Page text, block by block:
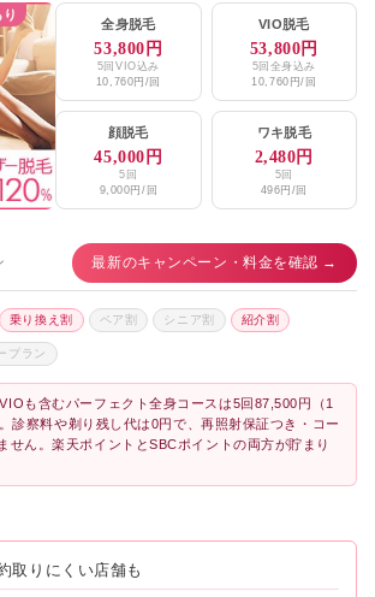
全身脱毛
53,800円
5回VIO込み
10,760円/回
VIO脱毛
53,800円
5回全身込み
10,760円/回
顔脱毛
45,000円
5回
9,000円/回
ワキ脱毛
2,480円
5回
496円/回
最新のキャンペーン・料金を確認 →
乗り換え割 ペア割 シニア割 紹介割
プラン
も含むパーフェクト全身コースは5回87,500円（1
診察料や剃り残し代は0円で、再照射保証つき・コー
せん。楽天ポイントとSBCポイントの両方が貯まり
取りにくい店舗も